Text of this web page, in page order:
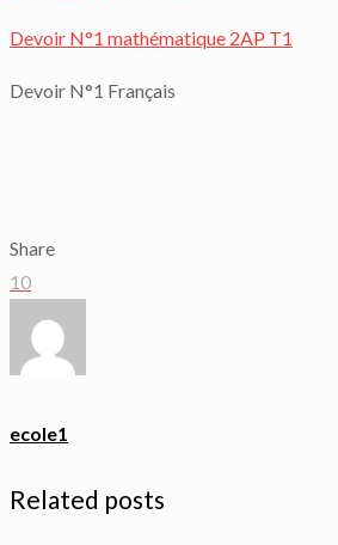
Devoir N°1 mathématique 2AP T1
Devoir N°1 Français
Share
10
ecole1
Related posts